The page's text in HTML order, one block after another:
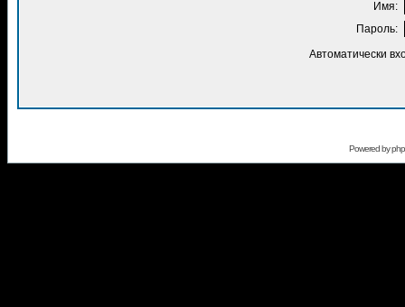
Имя:
Пароль:
Автоматически
Powered by